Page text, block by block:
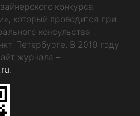
конкурса
который проводится при
консульства
Петербурге. В 2019 году
журнала –
.